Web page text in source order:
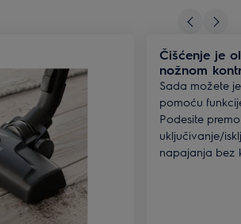
Čišćenje je
nožnom
Sada možete
pomoću
Podesite
uključivanje/
napajanja bez